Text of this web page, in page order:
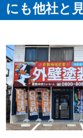
にも他社と